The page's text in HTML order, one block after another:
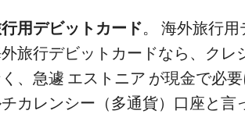
用デビットカード。 海外旅行
旅行デビットカードなら、ク
、急遽 エストニア が現金で必
カレンシー（多通貨）口座と